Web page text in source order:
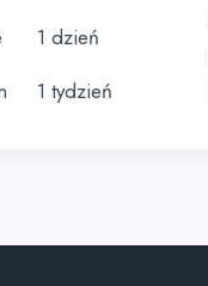
1 dzień
1 tydzień